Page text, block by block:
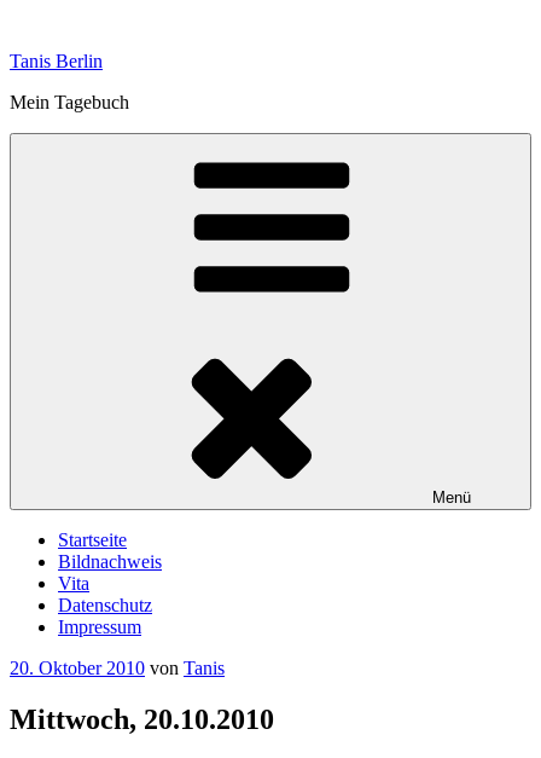
springen
Tanis Berlin
Mein Tagebuch
Menü
Startseite
Bildnachweis
Vita
Datenschutz
Impressum
Veröffentlicht
20. Oktober 2010 von Tanis
Mittwoch, 20.10.2010